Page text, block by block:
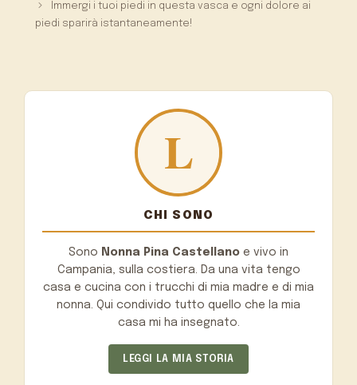
Immergi i tuoi piedi in questa vasca e ogni dolore ai
piedi sparirà istantaneamente!
CHI SONO
Sono Nonna Pina Castellano e vivo in
Campania, sulla costiera. Da una vita tengo
casa e cucina con i trucchi di mia madre e di mia
nonna. Qui condivido tutto quello che la mia
casa mi ha insegnato.
LEGGI LA MIA STORIA